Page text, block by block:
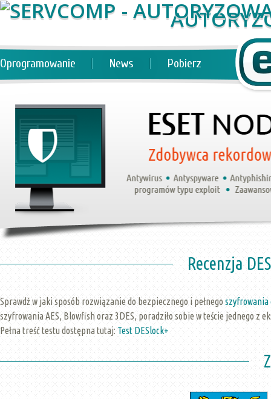
Oprogramowanie News Pobierz
Recenzja
Sprawdź w jaki sposób rozwiązanie do bezpiecznego i pełnegoszyfrowania
szyfrowania AES, Blowfish oraz 3DES, poradziło sobie w teście jednego z
Pełna treść testu dostępna tutaj: Test DESlock+